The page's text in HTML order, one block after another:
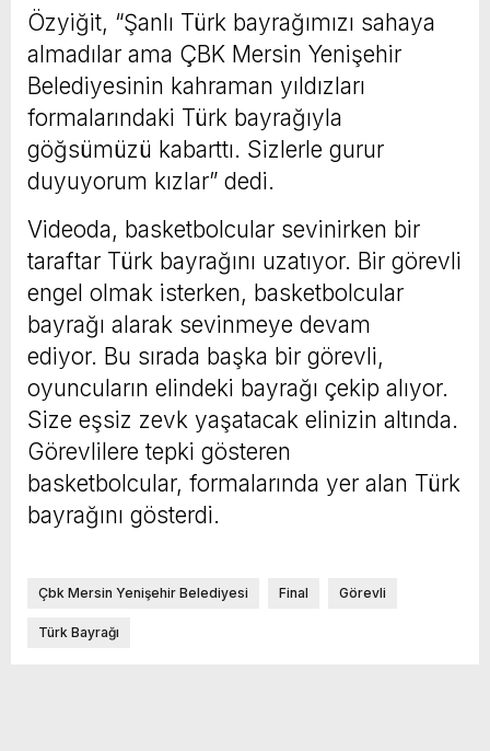
Özyiğit, “Şanlı Türk bayrağımızı sahaya
almadılar ama ÇBK Mersin Yenişehir
Belediyesinin kahraman yıldızları
formalarındaki Türk bayrağıyla
göğsümüzü kabarttı. Sizlerle gurur
duyuyorum kızlar” dedi.
Videoda, basketbolcular sevinirken bir
taraftar Türk bayrağını uzatıyor. Bir görevli
engel olmak isterken, basketbolcular
bayrağı alarak sevinmeye devam
ediyor. Bu sırada başka bir görevli,
oyuncuların elindeki bayrağı çekip alıyor.
Size eşsiz zevk yaşatacak elinizin altında.
Görevlilere tepki gösteren
basketbolcular, formalarında yer alan Türk
bayrağını gösterdi.
Çbk Mersin Yenişehir Belediyesi Final Görevli
Türk Bayrağı